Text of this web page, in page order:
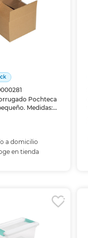
Pochteca
Medidas:
cm. Fabricada en
resistente.
y
de objetos.
a domicilio
en tienda